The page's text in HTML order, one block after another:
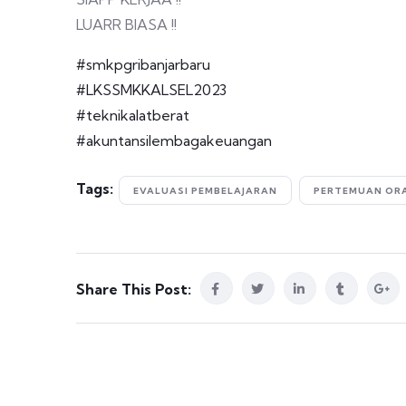
LUARR BIASA !!
#smkpgribanjarbaru
#LKSSMKKALSEL2023
#teknikalatberat
#akuntansilembagakeuangan
Tags: EVALUASI PEMBELAJARAN PERTEMUAN
Share This Post: